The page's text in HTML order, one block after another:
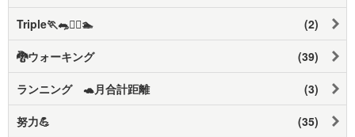
Triple🏃🐀🚴‍♀️🏊️ (2)
🐉ウォーキング (39)
ランニング 🐢月合計距離 (3)
努力💪 (35)